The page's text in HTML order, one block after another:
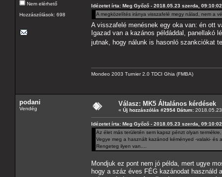
Nem elérhető
Hozzászólások: 698
Idézetet írta: Meg Győző - 2018.05.23 szerda, 09:10:02
A megközelítés iránya visszafelé megy nálad, nem a
A visszafelé menésnek egy oka van: én ott
Igazad van a kazános példáddal, panellakó
jutnak, hogy nálunk is hasonló szankciókat
Mondeo 2003 Turnier 2.0 TDCI Ghia (FMBA)
podani
Vendég
Válasz: MK5 Általános kérdések
« Új hozzászólás #2954 Dátum:
Idézetet írta: Meg Győző - 2018.05.23 szerda, 09:10:02
Az élet más területén sem kapsz pénzt olyan
Vegye meg a használt kazánod kéményed -valaki-
Rengeteg ilyen van....
Mondjuk ez pont nem jó példa, mert ugye
hogy a száz éves FÉG kazánodat használd